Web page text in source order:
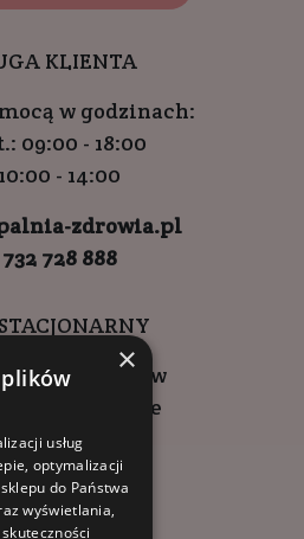
KLIENTA
w godzinach:
09:00 - 18:00
- 14:00
zdrowia.pl
728 888
6, Kraków
Buma Square
otwarcia:
(pon-pt)
14:00 (sob)
×
usług
optymalizacji
do Państwa
wyświetlania,